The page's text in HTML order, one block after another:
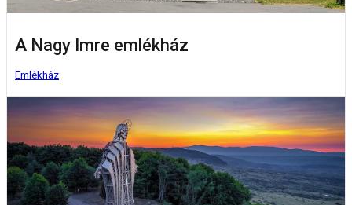
A Nagy Imre emlékház
Emlékház